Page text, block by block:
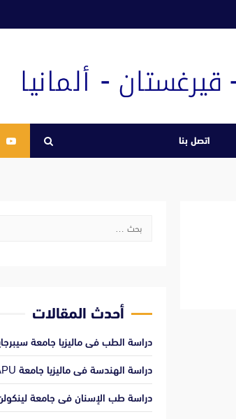
اتصل بنا
البحث
أحدث المقالات
دراسة الطب فى ماليزيا جامعة
دراسة الهندسة فى ماليزيا جامعة APU
دراسة طب الإسنان فى جامعة